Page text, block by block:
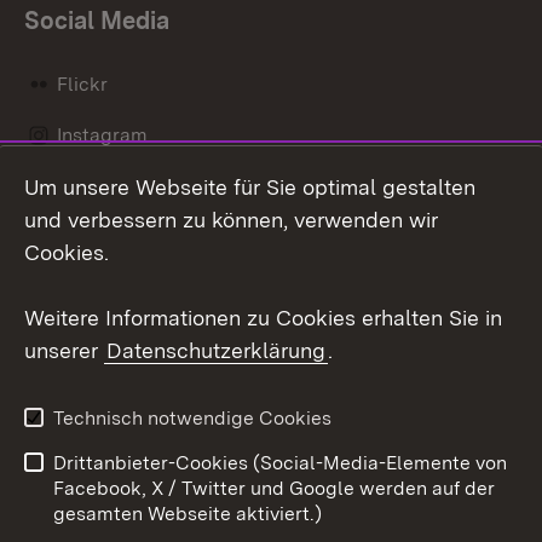
Social Media
Flickr
Instagram
Social Wall
Barrierefreiheit
Benutzungshinweise
Impressum
Cookies
Um unsere Webseite für Sie optimal gestalten
und verbessern zu können, verwenden wir
Cookies.
Weitere Informationen zu Cookies erhalten Sie in
unserer Datenschutzerklärung.
Technisch notwendige Cookies
Drittanbieter-Cookies (Social-Media-Elemente von
Facebook, X / Twitter und Google werden auf der
gesamten Webseite aktiviert.)